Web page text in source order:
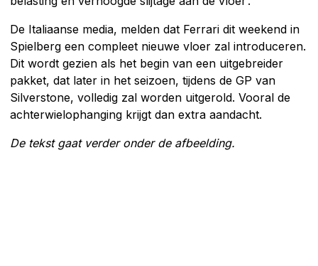
De Italiaanse media, melden dat Ferrari dit weekend in
Spielberg een compleet nieuwe vloer zal introduceren.
Dit wordt gezien als het begin van een uitgebreider
pakket, dat later in het seizoen, tijdens de GP van
Silverstone, volledig zal worden uitgerold. Vooral de
achterwielophanging krijgt dan extra aandacht.
De tekst gaat verder onder de afbeelding.